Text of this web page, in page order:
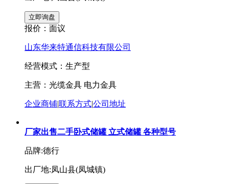
报价： 面议
山东华来特通信科技有限公司
经营模式：生产型
主营：光缆金具 电力金具
企业商铺|联系方式|公司地址
厂家出售二手卧式储罐 立式储罐 各种型号
品牌:德行
出厂地:凤山县(凤城镇)